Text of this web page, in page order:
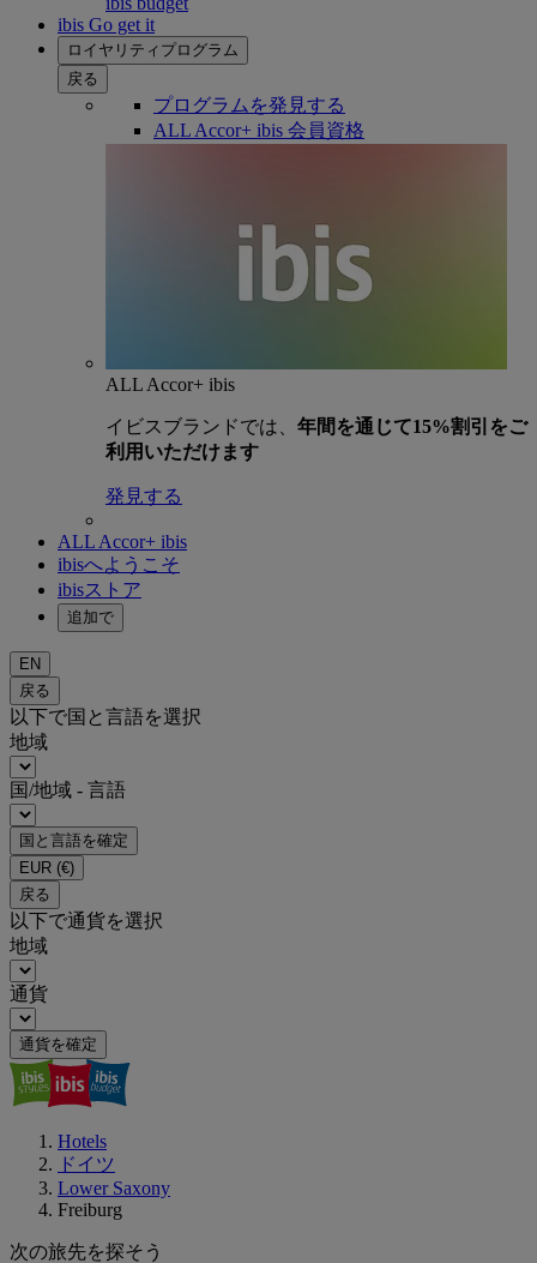
ibis Go get it
ロイヤリティプログラム
戻る
プログラムを発見する
ALL Accor+ ibis 会員資格
ALL Accor+ ibis
イビスブランドでは、 年間を通じて15%割引をご
利用いただけます
発見する
ALL Accor+ ibis
ibisへようこそ
ibisストア
追加で
EN
戻る
以下で国と言語を選択
地域
国/地域 - 言語
国と言語を確定
EUR (€)
戻る
以下で通貨を選択
地域
通貨
通貨を確定
Hotels
ドイツ
Lower Saxony
Freiburg
次の旅先を探そう